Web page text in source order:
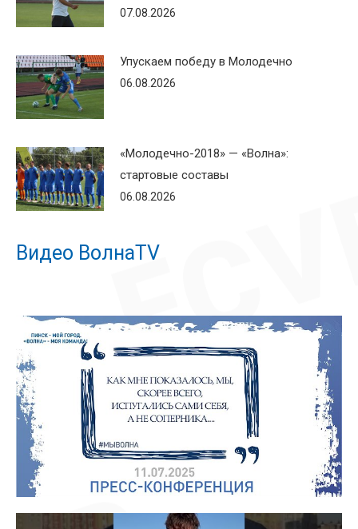
07.08.2026
Упускаем победу в Молодечно
06.08.2026
«Молодечно-2018» — «Волна»:
стартовые составы
06.08.2026
Видео ВолнаTV